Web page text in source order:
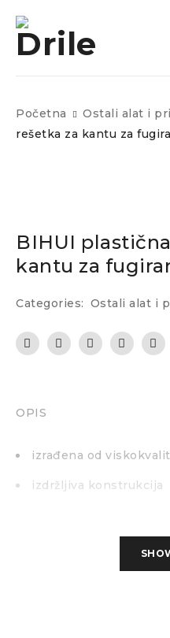
Početna Ostali alat i
rešetka za kantu za
BIHUI
kantu za
Categories: Ostali alat i
OPIS
izrađena od
izdržljiva konstrukcija